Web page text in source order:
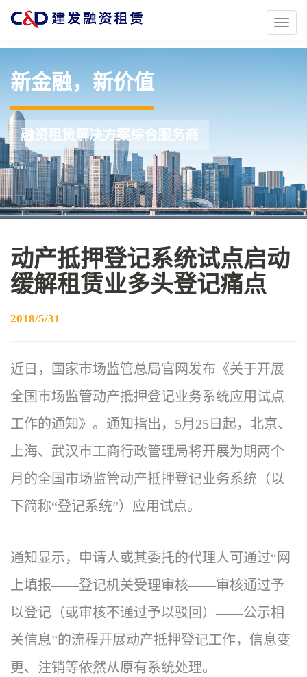
Toggle
新金融，新价值
融资租赁解决方案综合服务商
动产抵押登记系统试点启动
缓解租赁业多头登记痛点
2018/5/31
近日，国家市场监管总局官网发布《关于开展
全国市场监管动产抵押登记业务系统应用试点
工作的通知》。通知指出，5月25日起，北京、
上海、武汉市工商行政管理局将开展为期两个
月的全国市场监管动产抵押登记业务系统（以
下简称“登记系统”）应用试点。
通知显示，申请人或其委托的代理人可通过“网
上填报——登记机关受理审核——审核通过予
以登记（或审核不通过予以驳回）——公示相
关信息”的流程开展动产抵押登记工作，信息变
更、注销等依然从原有系统处理。